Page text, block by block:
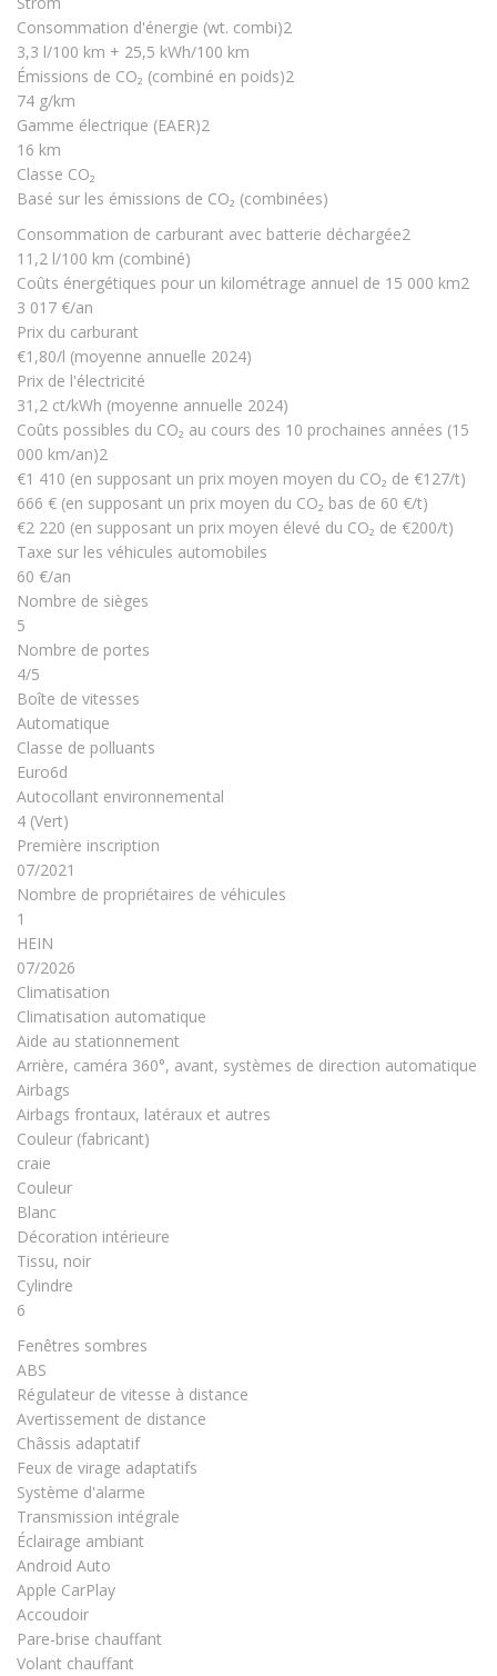
Consommation d'énergie (wt. combi)2
3,3 l/100 km + 25,5 kWh/100 km
Émissions de CO₂ (combiné en poids)2
74 g/km
Gamme électrique (EAER)2
16 km
Classe CO₂
Basé sur les émissions de CO₂ (combinées)
Consommation de carburant avec batterie déchargée2
11,2 l/100 km (combiné)
Coûts énergétiques pour un kilométrage annuel de 15 000 km2
3 017 €/an
Prix du carburant
€1,80/l (moyenne annuelle 2024)
Prix de l'électricité
31,2 ct/kWh (moyenne annuelle 2024)
Coûts possibles du CO₂ au cours des 10 prochaines années (15
000 km/an)2
€1 410 (en supposant un prix moyen moyen du CO₂ de €127/t)
666 € (en supposant un prix moyen du CO₂ bas de 60 €/t)
€2 220 (en supposant un prix moyen élevé du CO₂ de €200/t)
Taxe sur les véhicules automobiles
60 €/an
Nombre de sièges
5
Nombre de portes
4/5
Boîte de vitesses
Automatique
Classe de polluants
Euro6d
Autocollant environnemental
4 (Vert)
Première inscription
07/2021
Nombre de propriétaires de véhicules
1
HEIN
07/2026
Climatisation
Climatisation automatique
Aide au stationnement
Arrière, caméra 360°, avant, systèmes de direction automatique
Airbags
Airbags frontaux, latéraux et autres
Couleur (fabricant)
craie
Couleur
Blanc
Décoration intérieure
Tissu, noir
Cylindre
6
Fenêtres sombres
ABS
Régulateur de vitesse à distance
Avertissement de distance
Châssis adaptatif
Feux de virage adaptatifs
Système d'alarme
Transmission intégrale
Éclairage ambiant
Android Auto
Apple CarPlay
Accoudoir
Pare-brise chauffant
Volant chauffant